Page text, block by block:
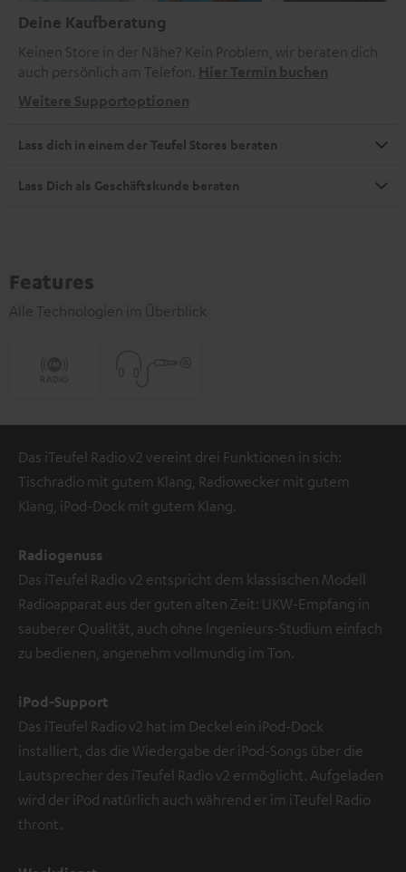
Deine Kaufberatung
Keinen Store in der Nähe? Kein Problem, wir beraten dich
auch persönlich am Telefon. Hier Termin buchen
Weitere Supportoptionen
Lass dich in einem der Teufel Stores beraten
Lass Dich als Geschäftskunde beraten
Features
Alle Technologien im Überblick
Das iTeufel Radio v2 vereint drei Funktionen in sich:
Tischradio mit gutem Klang, Radiowecker mit gutem
Klang, iPod-Dock mit gutem Klang.
Radiogenuss
Das iTeufel Radio v2 entspricht dem klassischen Modell
Radioapparat aus der guten alten Zeit: UKW-Empfang in
sauberer Qualität, auch ohne Ingenieurs-Studium einfach
zu bedienen, angenehm vollmundig im Ton.
iPod-Support
Das iTeufel Radio v2 hat im Deckel ein iPod-Dock
installiert, das die Wiedergabe der iPod-Songs über die
Lautsprecher des iTeufel Radio v2 ermöglicht. Aufgeladen
wird der iPod natürlich auch während er im iTeufel Radio
thront.